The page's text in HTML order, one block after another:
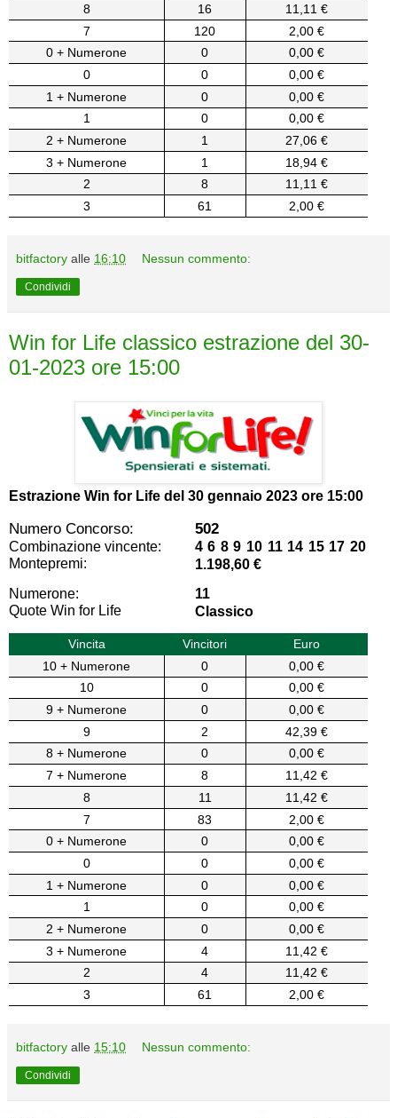
8
16
11,11 €
7
120
2,00 €
0 + Numerone
0
0,00 €
0
0
0,00 €
1 + Numerone
0
0,00 €
1
0
0,00 €
2 + Numerone
1
27,06 €
3 + Numerone
1
18,94 €
2
8
11,11 €
3
61 2,00 €
bitfactory alle 16:10 Nessun commento:
Condividi
Win for Life classico estrazione del 30-
01-2023 ore 15:00
Estrazione Win for Life del 30 gennaio 2023 ore 15:00
Numero Concorso: 502
Combinazione vincente:
4 6 8 9 10 11 14 15 17 20
Montepremi:
1.198,60 €
Numerone:
11
Quote Win for Life
Classico
Vincita Vincitori
Euro
10 + Numerone
0
0,00 €
10
0
0,00 €
9 + Numerone
0
0,00 €
9
2
42,39 €
8 + Numerone
0
0,00 €
7 + Numerone
8
11,42 €
8
11
11,42 €
7
83
2,00 €
0 + Numerone
0
0,00 €
0
0
0,00 €
1 + Numerone
0
0,00 €
1
0
0,00 €
2 + Numerone
0
0,00 €
3 + Numerone
4
11,42 €
2
4
11,42 €
3
61 2,00 €
bitfactory alle 15:10 Nessun commento:
Condividi